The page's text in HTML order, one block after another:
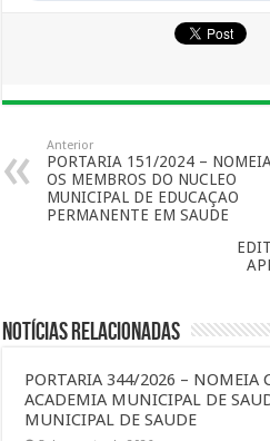
Anterior
PORTARIA 151/2024 – NOMEIA
OS MEMBROS DO NUCLEO
MUNICIPAL DE EDUCAÇAO
PERMANENTE EM SAUDE
Notícias Relacionadas
PORTARIA 344/2026 – NOMEIA
ACADEMIA MUNICIPAL DE
MUNICIPAL DE SAUDE